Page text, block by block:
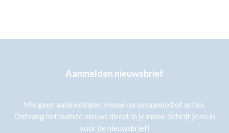
Aanmelden nieuwsbrief
Mis geen aanbiedingen, nieuw cursusaanbod of acties.
Ontvang het laatste nieuws direct in je inbox. Schrijf je nu in
voor de nieuwsbrief!